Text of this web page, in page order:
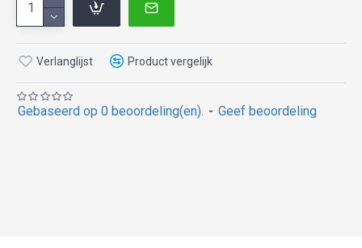
Gebaseerd op 0 beoordeling(en). - Geef beoordeling
Verlanglijst Product vergelijk